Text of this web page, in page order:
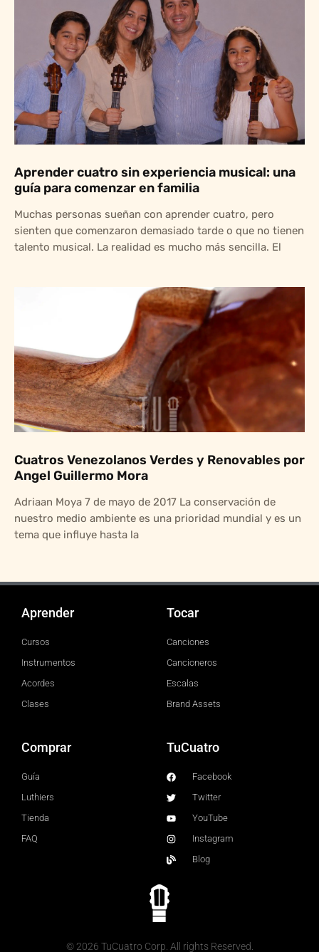
Aprender cuatro sin experiencia musical: una
guía para comenzar en familia
Muchas personas sueñan con aprender cuatro, pero
sienten que comenzaron demasiado tarde o que no tienen
talento musical. La realidad es mucho más sencilla. El
Cuatros Venezolanos Verdes y Renovables por
Angel Guillermo Mora
Adriaan Moya 7 de mayo de 2017 La conservación de
nuestro medio ambiente es una prioridad mundial y es un
tema que influye hasta la
Aprender
Cursos
Instrumentos
Acordes
Clases
Tocar
Canciones
Cancioneros
Escalas
Brand Assets
Comprar
Guía
Luthiers
Tienda
FAQ
TuCuatro
Facebook
Twitter
YouTube
Instagram
Blog
© 2026 TuCuatro Corp. All rights Reserved.